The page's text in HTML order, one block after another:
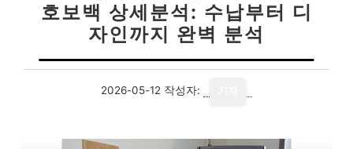
호보백 상세분석: 수납부터 디
자인까지 완벽 분석
2026-05-12 작성자: